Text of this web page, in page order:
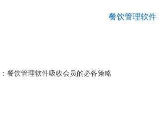
餐饮管理软件吸收会员的必备策略